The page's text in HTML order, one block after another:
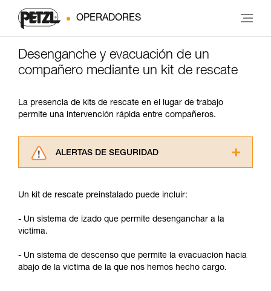
OPERADORES
Desenganche y evacuación de un
compañero mediante un kit de rescate
La presencia de kits de rescate en el lugar de trabajo
permite una intervención rápida entre compañeros.
ALERTAS DE SEGURIDAD
consultarlo. Usted debe comprender la
comprender este complemento informativo.
través de un profesional su capacidad para
ejecutar estas técnicas, solo y con total
Un kit de rescate preinstalado puede incluir:
- Un sistema de izado que permite desenganchar a la
víctima.
- Un sistema de descenso que permite la evacuación hacia
abajo de la víctima de la que nos hemos hecho cargo.